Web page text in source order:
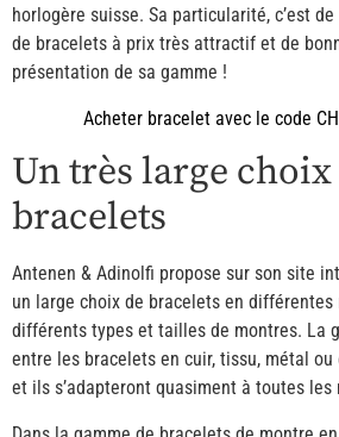
horlogère suisse. Sa particularité, c’est
de bracelets à prix très attractif et de
présentation de sa gamme !
Acheter bracelet avec le code
Un très large choix
bracelets
Antenen & Adinolfi propose sur son site
un large choix de bracelets en
différents types et tailles de montres. La
entre les bracelets en cuir, tissu, métal
et ils s’adapteront quasiment à toutes les